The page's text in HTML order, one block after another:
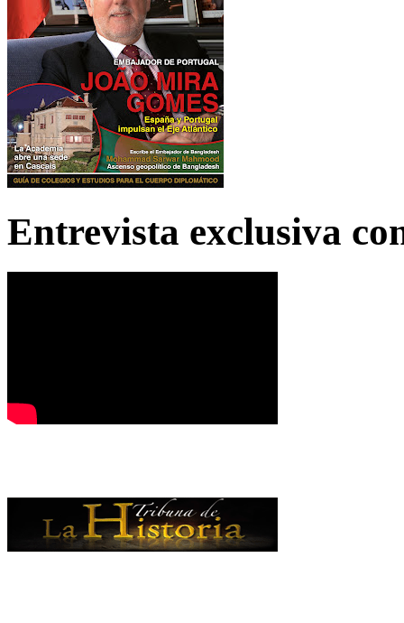
Entrevista exclusiva